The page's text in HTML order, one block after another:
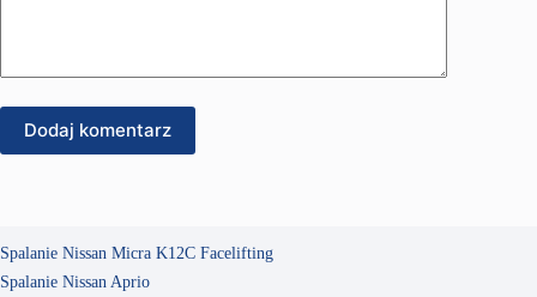
Dodaj komentarz
Spalanie Nissan Micra K12C Facelifting
Spalanie Nissan Aprio